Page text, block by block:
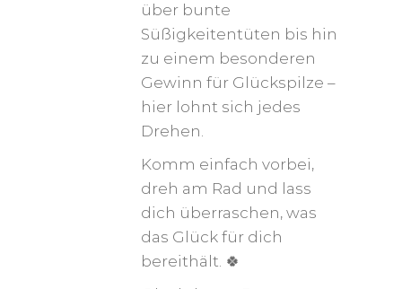
über bunte
Süßigkeitentüten bis hin
zu einem besonderen
Gewinn für Glückspilze –
hier lohnt sich jedes
Drehen.
Komm einfach vorbei,
dreh am Rad und lass
dich überraschen, was
das Glück für dich
bereithält. 🍀